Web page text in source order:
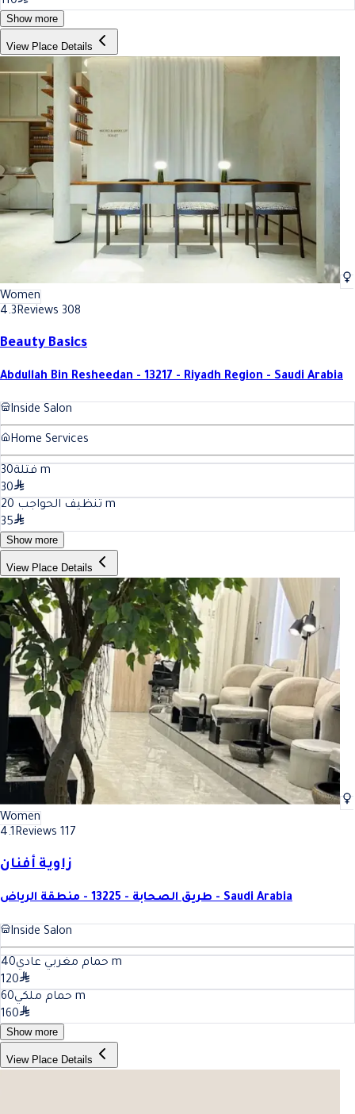
Show more
View Place Details
Women
4.3Reviews 308
Beauty Basics
Abdullah Bin Resheedan - 13217 - Riyadh Region - Saudi Arabia
Inside Salon
Home Services
فتلة30
m
30
تنظيف الحواجب 20
m
35
Show more
View Place Details
Women
4.1Reviews 117
زاوية أفنان
طريق الصحابة - 13225 - منطقة الرياض - Saudi Arabia
Inside Salon
حمام مغربي عادي40
m
120
حمام ملكي60
m
160
Show more
View Place Details